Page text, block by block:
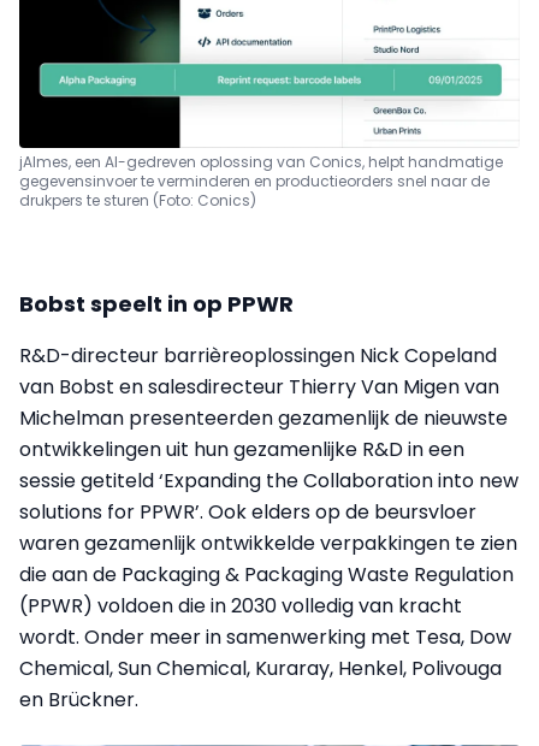
jAImes, een AI-gedreven oplossing van Conics, helpt handmatige
gegevensinvoer te verminderen en productieorders snel naar de
drukpers te sturen (Foto: Conics)
Bobst speelt in op PPWR
R&D-directeur barrièreoplossingen Nick Copeland
van Bobst en salesdirecteur Thierry Van Migen van
Michelman presenteerden gezamenlijk de nieuwste
ontwikkelingen uit hun gezamenlijke R&D in een
sessie getiteld ‘Expanding the Collaboration into new
solutions for PPWR’. Ook elders op de beursvloer
waren gezamenlijk ontwikkelde verpakkingen te zien
die aan de Packaging & Packaging Waste Regulation
(PPWR) voldoen die in 2030 volledig van kracht
wordt. Onder meer in samenwerking met Tesa, Dow
Chemical, Sun Chemical, Kuraray, Henkel, Polivouga
en Brückner.